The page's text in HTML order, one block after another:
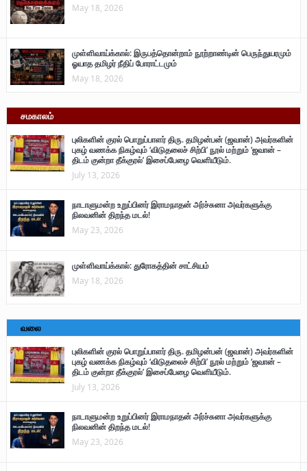
May 18, 2026
முள்ளிவாய்க்கால்: இருபத்தொன்றாம் நூற்றாண்டின் பெருந்துயரமும்
ஓயாத தமிழர் நீதிப் போராட்டமும்
May 18, 2026
சமகாலம்
புலிகளின் குரல் பொறுப்பாளர் திரு. தமிழன்பன் (ஜவான்) அவர்களின்
புகழ் வணக்க நிகழ்வும் ‘விடுதலைச் சிற்பி’ நூல் மற்றும் ‘ஜவான் –
திடம் குன்றா தீக்குரல்’ இசைப்பேழை வெளியீடும்.
July 13, 2026
நாடாளுமன்ற உறுப்பினர் இராமநாதன் அர்ச்சுனா அவர்களுக்கு
நிலவனின் திறந்த மடல்!
May 23, 2026
முள்ளிவாய்க்கால்: துரோகத்தின் சாட்சியம்
May 18, 2026
வலை
புலிகளின் குரல் பொறுப்பாளர் திரு. தமிழன்பன் (ஜவான்) அவர்களின்
புகழ் வணக்க நிகழ்வும் ‘விடுதலைச் சிற்பி’ நூல் மற்றும் ‘ஜவான் –
திடம் குன்றா தீக்குரல்’ இசைப்பேழை வெளியீடும்.
July 13, 2026
நாடாளுமன்ற உறுப்பினர் இராமநாதன் அர்ச்சுனா அவர்களுக்கு
நிலவனின் திறந்த மடல்!
May 23, 2026